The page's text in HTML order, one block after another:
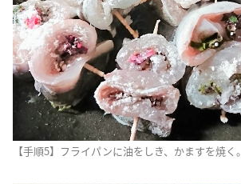
【手順5】フライパンに油をしき、かますを焼く。